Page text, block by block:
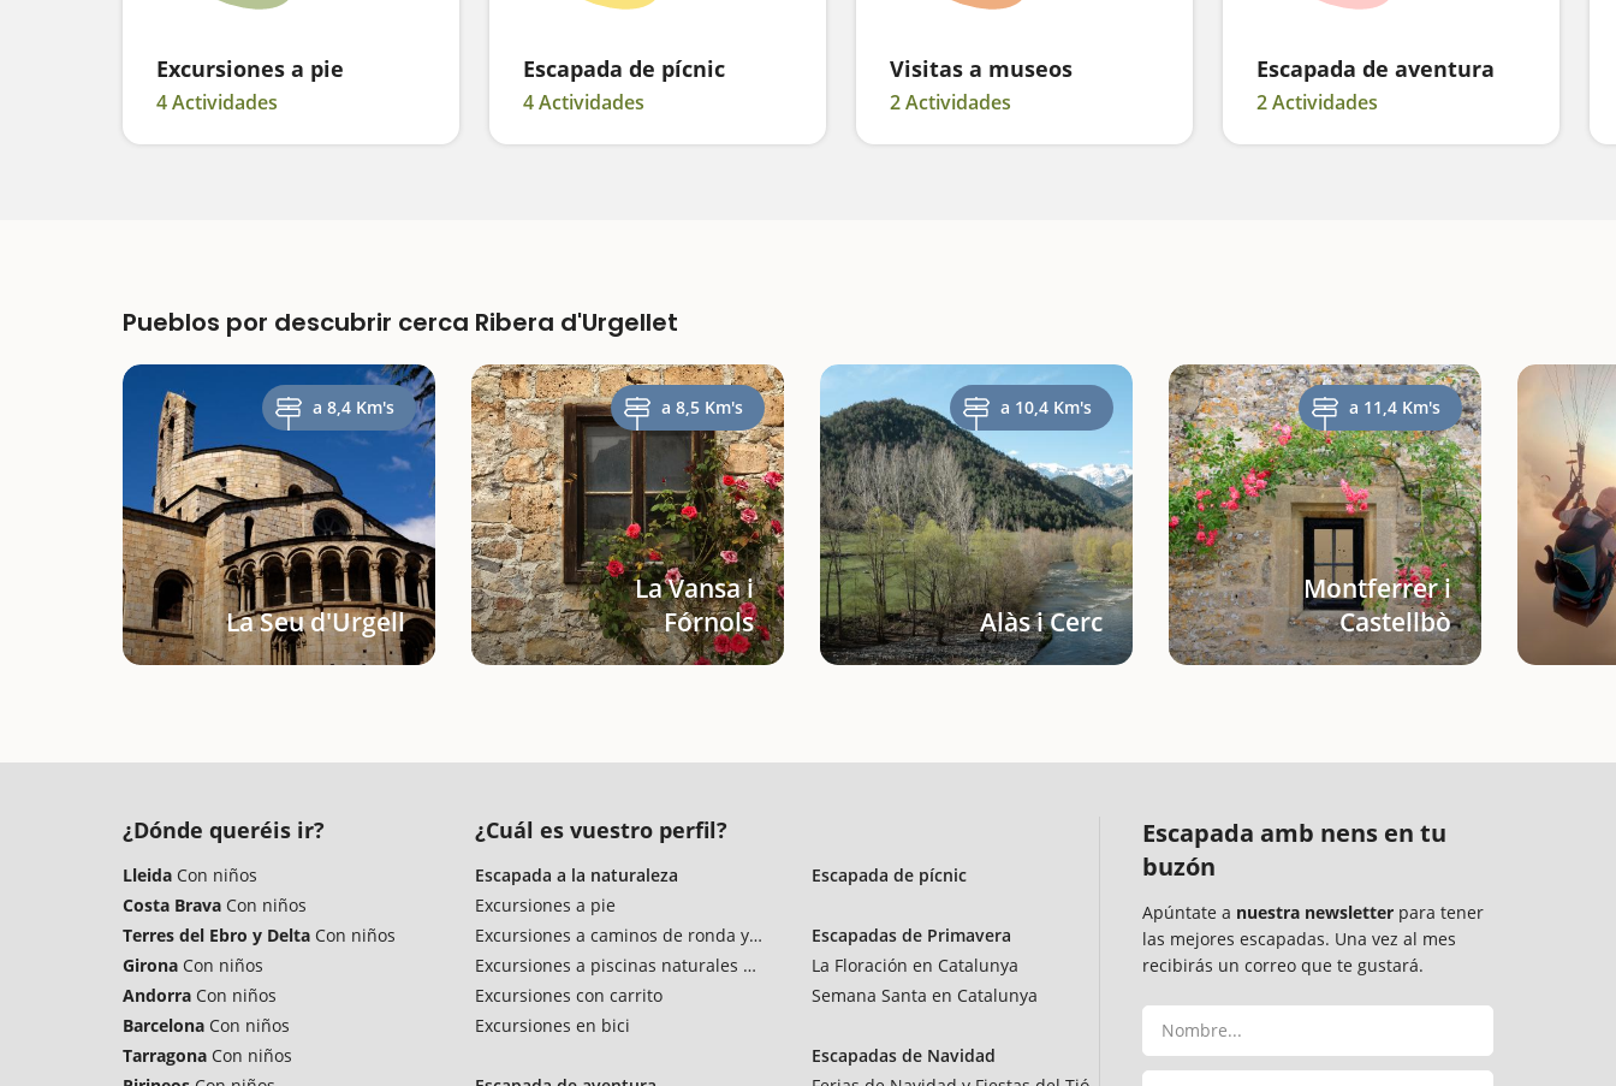
Excursiones a pie
4 Actividades
Escapada de pícnic
4 Actividades
Visitas a museos
2 Actividades
Escapada de aventura
2 Actividades
Pueblos por descubrir cerca Ribera d'Urgellet
a 8,4 Km's
La Seu d'Urgell
a 8,5 Km's
La Vansa i
Fórnols
a 10,4 Km's
Alàs i Cerc
a 11,4 Km's
Montferrer i
Castellbò
¿Dónde queréis ir?
Lleida Con niños
Costa Brava Con niños
Terres del Ebro y Delta Con niños
Girona Con niños
Andorra Con niños
Barcelona Con niños
Tarragona Con niños
¿Cuál es vuestro perfil?
Escapada a la naturaleza
Excursiones a pie
Excursiones a caminos de ronda y vías verdes
Excursiones a piscinas naturales y rios
Excursiones con carrito
Excursiones en bici
Escapada de pícnic
Escapadas de Primavera
La Floración en Catalunya
Semana Santa en Catalunya
Escapadas de Navidad
Escapada amb nens en tu
buzón
Apúntate a nuestra newsletter para tener
las mejores escapadas. Una vez al mes
recibirás un correo que te gustará.